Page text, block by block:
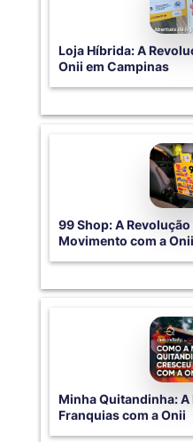
Loja Híbrida: A
Onii em Campinas
99 Shop: A
Movimento com a Onii
Minha Quitandinha: A
Franquias com a Onii